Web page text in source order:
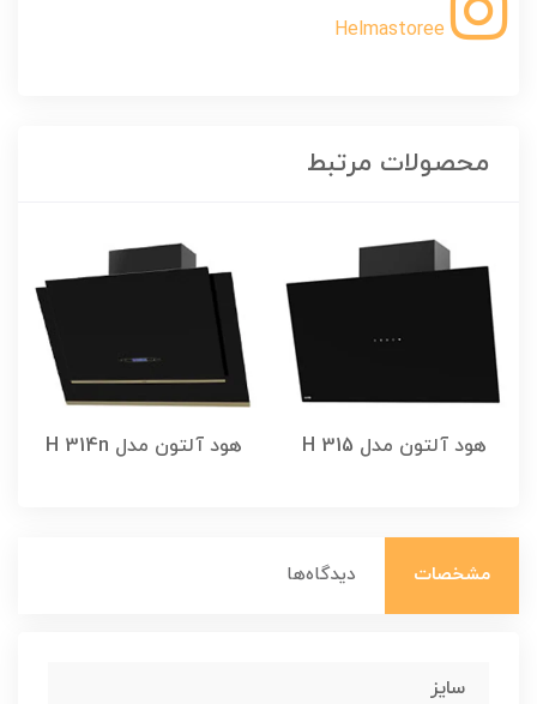
Helmastoree
محصولات مرتبط
هود آلتون مدل H 315 هود آلتون مدل H 314n
مشخصات دیدگاه‌ها
سایز